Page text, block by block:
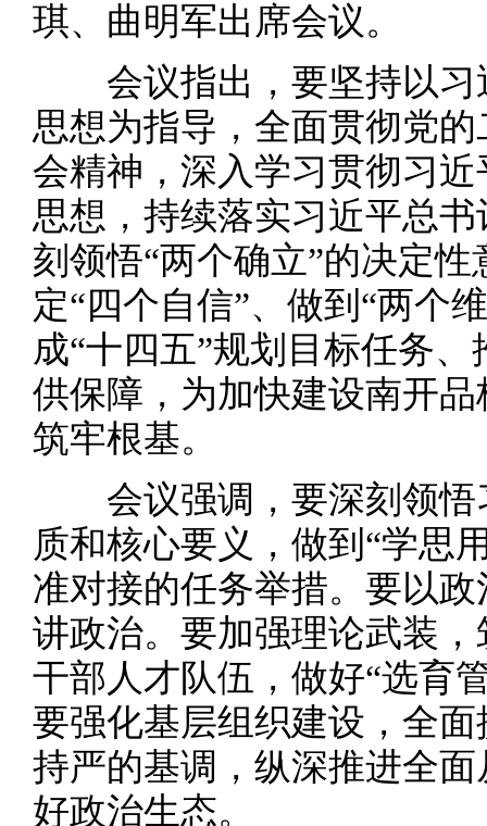
琪、曲明军出席会议。
会议指出，要坚持以习
思想为指导，全面贯彻党
会精神，深入学习贯彻习
思想，持续落实习近平总
刻领悟“两个确立”的决定
定“四个自信”、做到“两个
成“十四五”规划目标任务
供保障，为加快建设南开
筑牢根基。
会议强调，要深刻领悟
质和核心要义，做到“学思
准对接的任务举措。要以
讲政治。要加强理论武装
干部人才队伍，做好“选育
要强化基层组织建设，全
持严的基调，纵深推进全
好政治生态。